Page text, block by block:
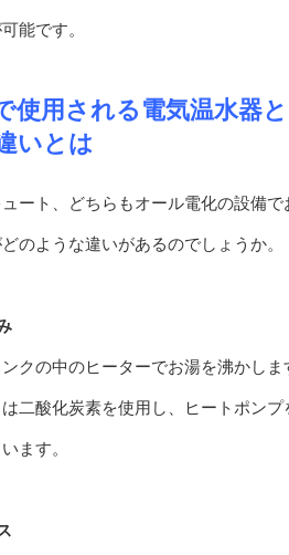
能です。
使用される電気温水器
いとは
ート、どちらもオール電化の設備で
のような違いがあるのでしょうか。
クの中のヒーターでお湯を沸かしま
二酸化炭素を使用し、ヒートポンプ
ます。